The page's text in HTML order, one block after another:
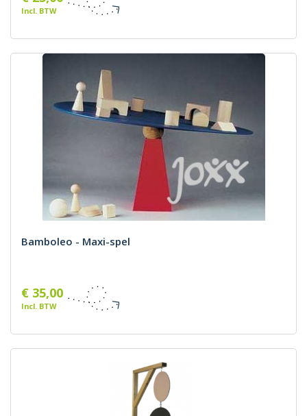
Incl. BTW
Bamboleo - Maxi-spel
€ 35,00
Incl. BTW